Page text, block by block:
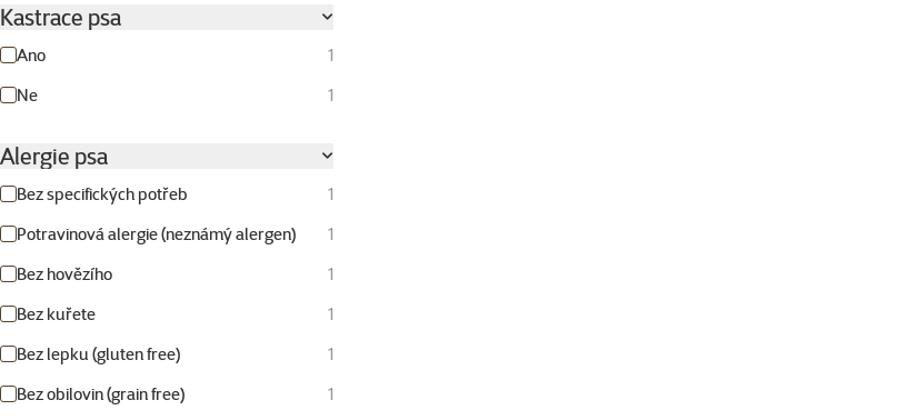
Kastrace psa
Ano
1
Ne
1
Alergie psa
Bez specifických potřeb
1
Potravinová alergie (neznámý alergen)
1
Bez hovězího
1
Bez kuřete
1
Bez lepku (gluten free)
1
Bez obilovin (grain free)
1